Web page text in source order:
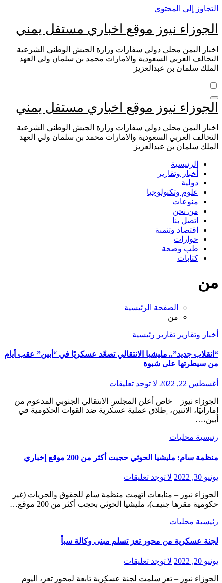
التجاوز إلى المحتوى
الجوزاء نيوز موقع اخباري مستقل يمني
اخبار اليمن محلي دولي سفارات وزارة الجيش الوطني الشرعية
التحالف العربي السعودية والامارات محمد بن سلمان ولي العهد
الملك سلمان بن عبدالعزيز
الجوزاء نيوز موقع اخباري مستقل يمني
اخبار اليمن محلي دولي سفارات وزارة الجيش الوطني الشرعية
التحالف العربي السعودية والامارات محمد بن سلمان ولي العهد
الملك سلمان بن عبدالعزيز
الرئيسية
أخبار وتقارير
دولية
علوم وتكنولوجيا
منوعات
من نحن
اتصل بنا
اقتصاد وتنمية
حوارات
طب وصحة
كتابات
من
الصفحة الرئيسية
من
أخبار وتقارير تقارير رئيسية
“انقلاب جديد”.. مليشيا الانتقالي تصعّد عسكريًا في “أبين” عقب أيام
من سيطرتها على شبوة
أغسطس 22, 2022 لا توجد تعليقات
إماراتيًا، الاثنين، إطلاق عملية عسكرية ضد القوات الحكومية في
أبين،…
رئيسية محليات
منظمة سام: مليشيا الحوثي حجبت أكثر من 200 موقع إخباري
يونيو 30, 2022 لا توجد تعليقات
حكومية مقرها جنيف)، مليشيا الحوثي بحجب أكثر من 200 موقع…
رئيسية محليات
لجنة عسكرية من محور تعز تسلم مبنى وكالة سبأ
يونيو 20, 2022 لا توجد تعليقات